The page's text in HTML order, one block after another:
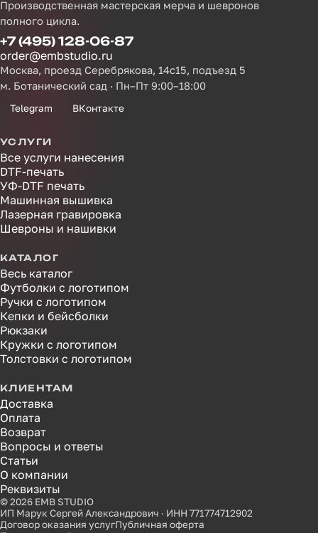
Производственная мастерская мерча и шевронов
полного цикла.
+7 (495) 128-06-87
order@embstudio.ru
Москва, проезд Серебрякова, 14с15, подъезд 5
м. Ботанический сад · Пн–Пт 9:00–18:00
Telegram ВКонтакте
УСЛУГИ
Все услуги нанесения
DTF-печать
УФ-DTF печать
Машинная вышивка
Лазерная гравировка
Шевроны и нашивки
КАТАЛОГ
Весь каталог
Футболки с логотипом
Ручки с логотипом
Кепки и бейсболки
Рюкзаки
Кружки с логотипом
Толстовки с логотипом
КЛИЕНТАМ
Доставка
Оплата
Возврат
Вопросы и ответы
Статьи
О компании
Реквизиты
© 2026 EMB STUDIO
ИП Марук Сергей Александрович · ИНН 771774712902
Договор оказания услугПубличная оферта